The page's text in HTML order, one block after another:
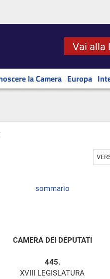
Vai alla
la Camera Europa
sommario
CAMERA DEI DEPUTATI
445.
XVIII LEGISLATURA